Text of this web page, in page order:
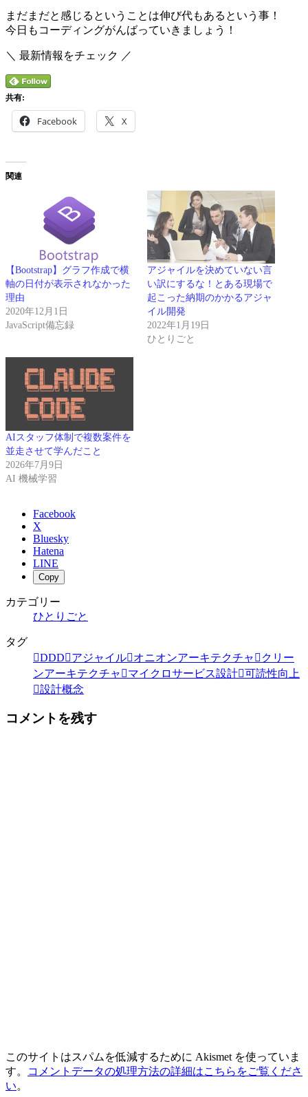
まだまだと感じるということは伸び代もあるという事！
今日もコーディングがんばっていきましょう！
＼ 最新情報をチェック ／
共有:
Facebook X
関連
【Bootstrap】グラフ作成で横
軸の日付が表示されなかった
理由
2020年12月1日
JavaScript備忘録
アジャイルを決めていない言
い訳にするな！とある現場で
起こった納期のかかるアジャ
イル開発
2022年1月19日
ひとりごと
AIスタッフ体制で複数案件を
並走させて学んだこと
2026年7月9日
AI 機械学習
Facebook
X
Bluesky
Hatena
LINE
Copy
カテゴリー
ひとりごと
タグ
DDD
アジャイル オニオンアーキテクチャ
クリー
ンアーキテクチャ
マイクロサービス設計 可読性向上
設計概念
コメントを残す
このサイトはスパムを低減するために Akismet を使っていま
す。
コメントデータの処理方法の詳細はこちらをご覧くださ
い。